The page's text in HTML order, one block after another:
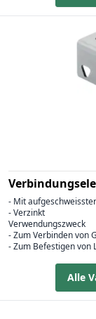
- Mit
- Verzinkt
Verwendungszweck
- Zum Verbinden von
- Zum Befestigen von
Alle